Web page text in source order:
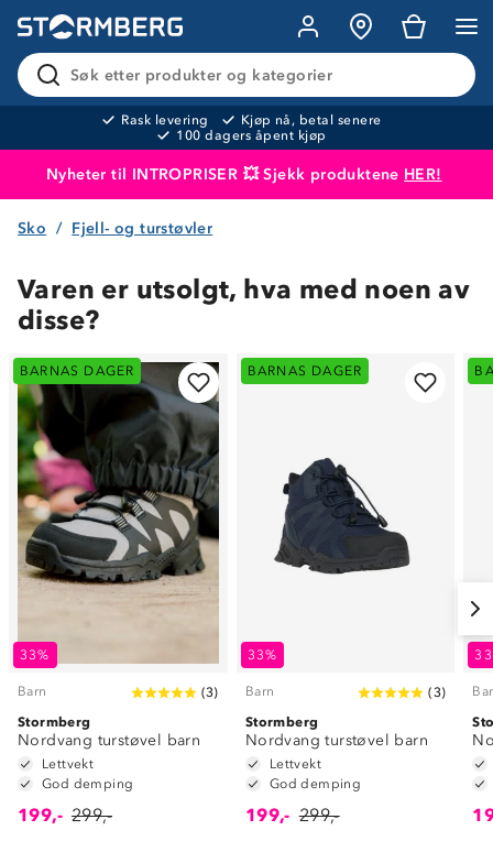
Søk etter produkter og kategorier
Rask levering
Kjøp nå, betal senere
100 dagers åpent kjøp
Nyheter til INTROPRISER 💥 Sjekk produktene HER!
Produktet er lagt i handlekurven
Sko Fjell- og turstøvler
Varen er utsolgt, hva med noen av
disse?
BARNAS DAGER
33%
Barn (3)
Stormberg
Nordvang turstøvel barn
Lettvekt
God demping
199,- 299,-
BARNAS DAGER
33%
Barn (3)
Stormberg
Nordvang turstøvel barn
Lettvekt
God demping
199,- 299,-